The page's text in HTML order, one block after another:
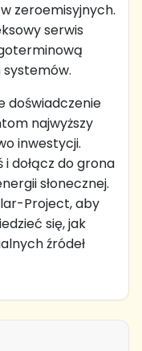
zeroemisyjnych.
serwis
doświadczenie
najwyższy
inwestycji.
i dołącz do grona
słonecznej.
Project, aby
się, jak
źródeł